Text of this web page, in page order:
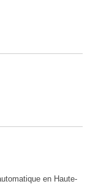
en Haute-